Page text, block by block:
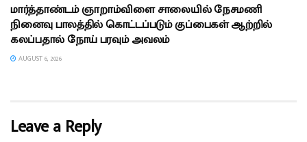
மார்த்தாண்டம் ஞாறாம்விளை சாலையில் நேசமணி
நினைவு பாலத்தில் கொட்டப்படும் குப்பைகள் ஆற்றில்
கலப்பதால் நோய் பரவும் அவலம்
AUGUST 6, 2026
Leave a Reply